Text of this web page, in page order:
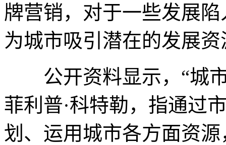
牌营销，对于一些发展
为城市吸引潜在的发展资
公开资料显示，“城市
菲利普·科特勒，指通过
划、运用城市各方面资